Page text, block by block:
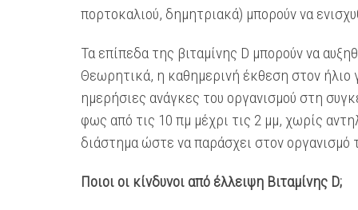
πορτοκαλιού, δημητριακά) μπορούν να
Τα επίπεδα της βιταμίνης D μπορούν να
Θεωρητικά, η καθημερινή έκθεση στον ήλιο
ημερήσιες ανάγκες του οργανισμού στη
φως από τις 10 πμ μέχρι τις 2 μμ, χωρίς
διάστημα ώστε να παράσχει στον οργανισμό
Ποιοι οι κίνδυνοι από έλλειψη Βιταμίνης D;